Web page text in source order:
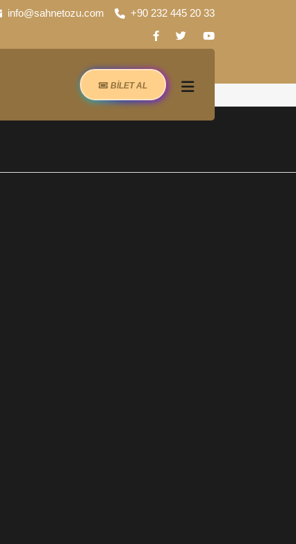
info@sahnetozu.com +90 232 445 20 33
BİLET AL